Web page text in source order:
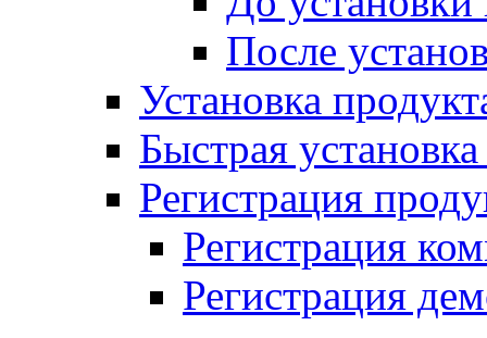
После
Установка
Быстрая
Регистрация
Регистрация
Регистрация